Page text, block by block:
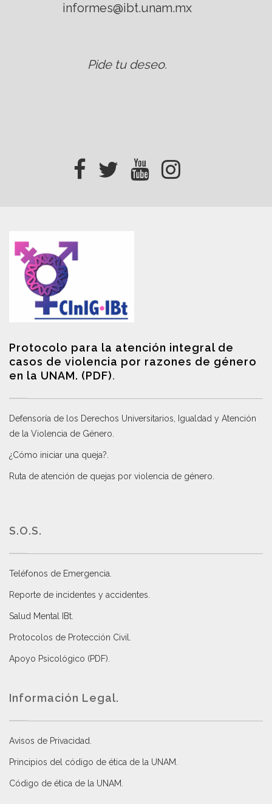
informes@ibt.unam.mx
Pide tu deseo.
Protocolo para la atención integral de
casos de violencia por razones de género
en la UNAM. (PDF).
Defensoría de los Derechos Universitarios, Igualdad y Atención
de la Violencia de Género
¿Cómo iniciar una queja?
Ruta de atención de quejas por violencia de género
S.O.S.
Teléfonos de Emergencia.
Reporte de incidentes y accidentes
Salud Mental IBt
Protocolos de Protección Civil
Apoyo Psicológico (PDF)
Información Legal.
Avisos de Privacidad
Principios del código de ética de la UNAM
Código de ética de la UNAM